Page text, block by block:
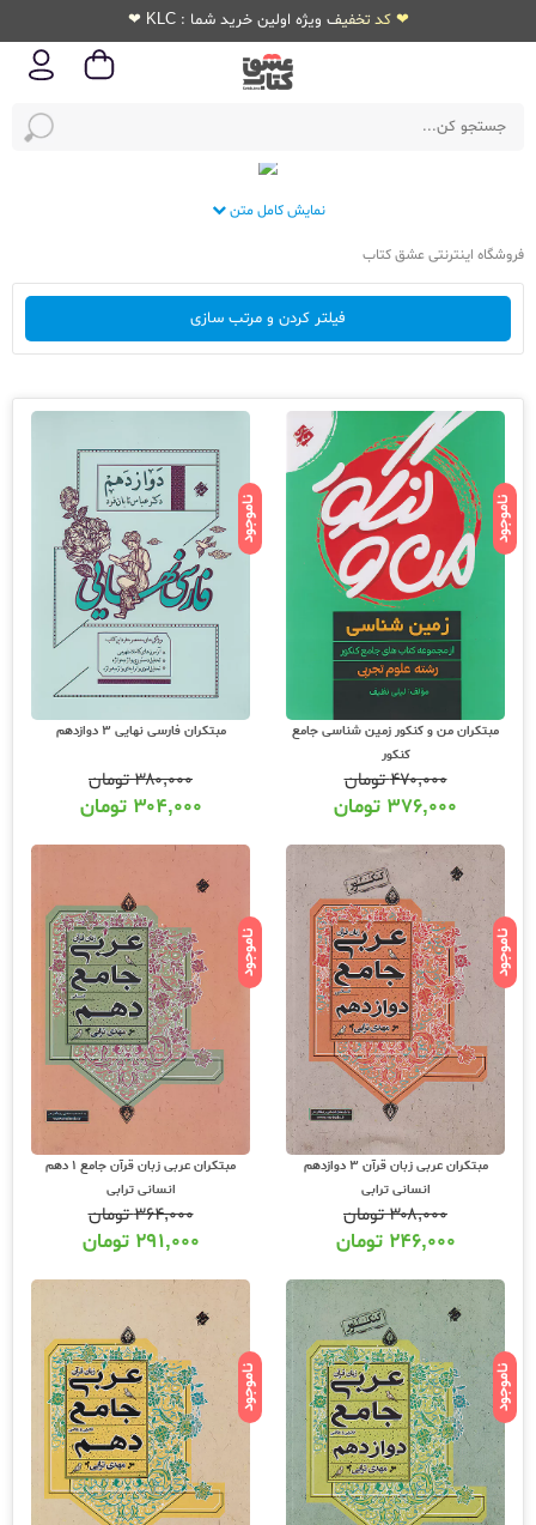
❤ کد تخفیف ویژه اولین خرید شما : KLC ❤
نمایش کامل متن
فروشگاه اینترنتی عشق کتاب
فیلتر کردن و مرتب سازی
ناموجود
مبتکران من و کنکور زمین شناسی جامع
کنکور
۴۷۰,۰۰۰تومان
۳۷۶,۰۰۰ تومان
ناموجود
مبتکران فارسی نهایی 3 دوازدهم
۳۸۰,۰۰۰تومان
۳۰۴,۰۰۰ تومان
ناموجود
مبتکران عربی زبان قرآن 3 دوازدهم
انسانی ترابی
۳۰۸,۰۰۰تومان
۲۴۶,۰۰۰ تومان
ناموجود
مبتکران عربی زبان قرآن جامع 1 دهم
انسانی ترابی
۳۶۴,۰۰۰تومان
۲۹۱,۰۰۰ تومان
ناموجود ناموجود